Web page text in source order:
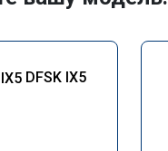
DFSK IX5